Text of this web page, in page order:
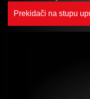
Prekidači na stupu